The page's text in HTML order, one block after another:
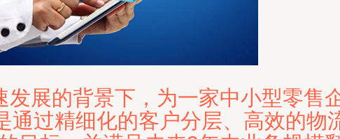
展的背景下，为一家中小型零售
通过精细化的客户分层、高效的物